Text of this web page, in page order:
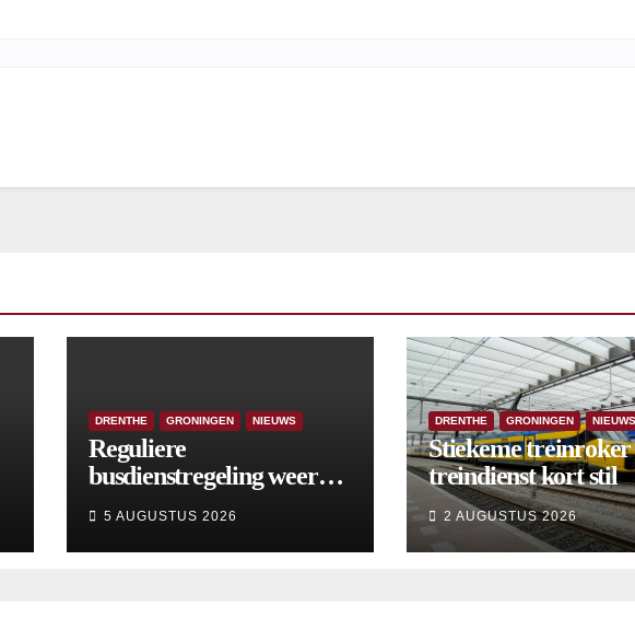
DRENTHE GRONINGEN NIEUWS
Reguliere
busdienstregeling weer
wijzigingen
5 AUGUSTUS 2026
DRENTHE GRONINGEN NIEUWS
Stiekeme treinroker
treindienst kort stil
2 AUGUSTUS 2026